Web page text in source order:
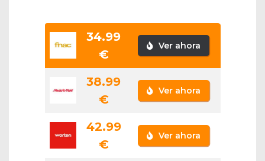
34.99
€
Ver ahora
38.99
€
Ver ahora
42.99
€
Ver ahora